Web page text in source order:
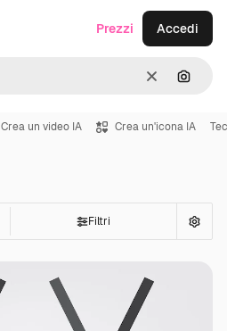
CancellaCerca
Prezzi Accedi
Crea un video IA Crea un'icona IA
Filtri